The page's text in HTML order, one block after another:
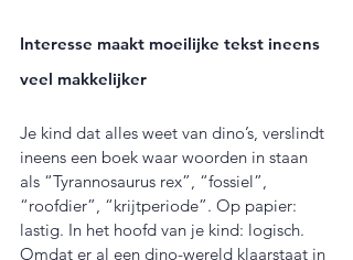
Interesse maakt moeilijke tekst ineens
veel makkelijker
Je kind dat alles weet van dino’s, verslindt
ineens een boek waar woorden in staan
als “Tyrannosaurus rex”, “fossiel”,
“roofdier”, “krijtperiode”. Op papier:
lastig. In het hoofd van je kind: logisch.
Omdat er al een dino-wereld klaarstaat in